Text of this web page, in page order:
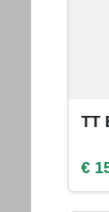
TT
€